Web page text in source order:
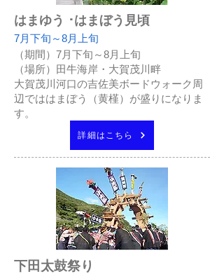
はまゆう ･はまぼう見頃
7月下旬～8月上旬
（期間）7月下旬～8月上旬
（場所）田牛海岸・大賀茂川畔
大賀茂川河口の吉佐美ボードウォーク周
辺でははまぼう（黄槿）が盛りになりま
す。
詳細はこちら
下田太鼓祭り